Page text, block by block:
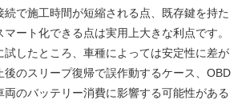
続で施工時間が短縮される点、既存鍵を持た
ート化できる点は実用上大きな利点です。
試したところ、車種によっては安定性に差が
後のスリープ復帰で誤作動するケース、OBD
両のバッテリー消費に影響する可能性がある